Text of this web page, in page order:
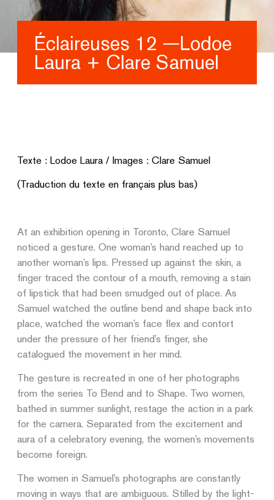
Éclaireuses 12 —Lodoe
Laura + Clare Samuel
Texte : Lodoe Laura / Images : Clare Samuel
(Traduction du texte en français plus bas)
At an exhibition opening in Toronto, Clare Samuel
noticed a gesture. One woman’s hand reached up to
another woman’s lips. Pressed up against the skin, a
finger traced the contour of a mouth, removing a stain
of lipstick that had been smudged out of place. As
Samuel watched the outline bend and shape back into
place, watched the woman’s face flex and contort
under the pressure of her friend’s finger, she
catalogued the movement in her mind.
The gesture is recreated in one of her photographs
from the series To Bend and to Shape. Two women,
bathed in summer sunlight, restage the action in a park
for the camera. Separated from the excitement and
aura of a celebratory evening, the women’s movements
become foreign.
The women in Samuel’s photographs are constantly
moving in ways that are ambiguous. Stilled by the light-